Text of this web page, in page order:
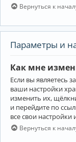
Вернуться к
Параметры и
Как мне
Если вы являетесь
ваши настройки
изменить их,
и перейдите по
все свои настройки
Вернуться к